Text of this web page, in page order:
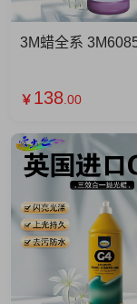
3M蜡全系
￥ 138 .00